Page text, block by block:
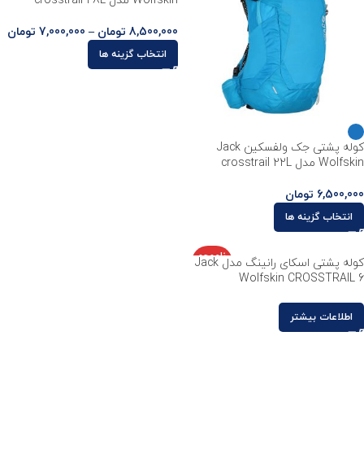
کوله پشتی جک ولفسکین Jack
Wolfskin مدل crosstrail 22L
6,500,000 تومان
انتخاب گزینه ها
8,500,000 تومان –
7,000,000 تومان
انتخاب گزینه ها
ناموجو
د
کوله پشتی اسکای رانینگ مدل Jack
Wolfskin CROSSTRAIL 6
اطلاعات بیشتر